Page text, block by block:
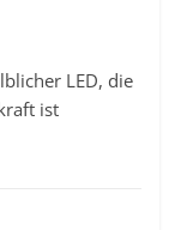
LED, die
ist